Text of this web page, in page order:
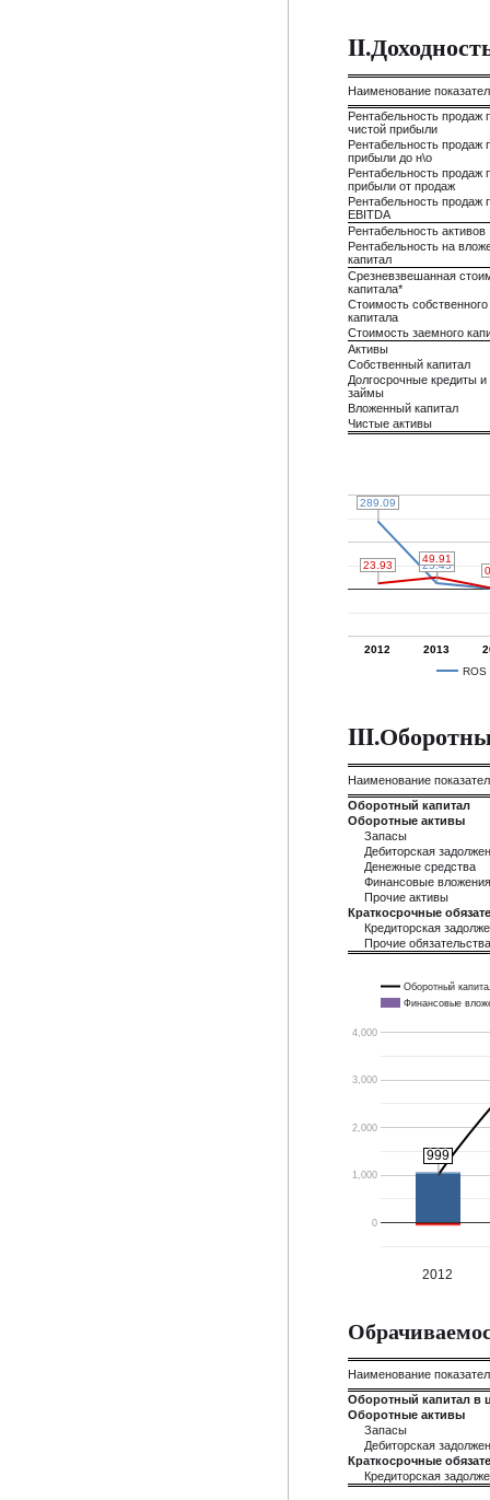
Наименование
Рентабельность продаж
чистой прибыли
Рентабельность продаж
прибыли до н\о
Рентабельность продаж
прибыли от продаж
Рентабельность продаж
EBITDA
Рентабельность активов
Рентабельность на
капитал
Срезневзвешанная
капитала*
Стоимость собственного
капитала
Стоимость заемного
Активы
Собственный капитал
Долгосрочные кредиты и
займы
Вложенный капитал
Чистые активы
ROS
2012 2013
289.09
289.09
25.45
25.45
23.93
23.93
49.91
49.91
Наименование
Оборотный капитал
Оборотные активы
Запасы
Дебиторская
Денежные средства
Финансовые вложения
Прочие активы
Краткосрочные
Кредиторская
Прочие обязательства
Оборотный
Финансовые
2012
0
1,000
2,000
3,000
4,000
999
999
Наименование
Оборотный капитал в
Оборотные активы
Запасы
Дебиторская
Краткосрочные
Кредиторская